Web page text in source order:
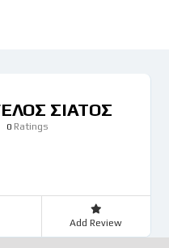
εργαλείων
ΣΙΑΤΟΣ
0Ratings
Add Review